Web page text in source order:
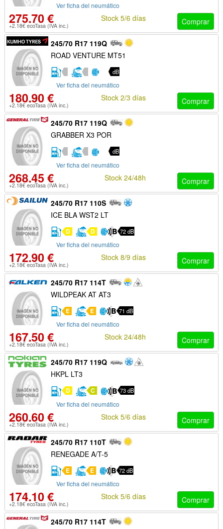
Ver ficha del neumático
275.70 €
+2.18€ ecoTasa (IVA inc.) Comprar
Stock 5/6 días
245/70 R17 119Q
ROAD VENTURE MT51
dB
Ver ficha del neumático
180.90 €
+2.18€ ecoTasa (IVA inc.) Comprar
Stock 2/3 días
245/70 R17 119Q
GRABBER X3 POR
dB
Ver ficha del neumático
268.45 €
+2.18€ ecoTasa (IVA inc.) Comprar
Stock 24/48h
245/70 R17 110S
ICE BLA WST2 LT
D D 72 dB
Ver ficha del neumático
172.90 €
+2.18€ ecoTasa (IVA inc.) Comprar
Stock 8/9 días
245/70 R17 114T
WILDPEAK AT AT3
E E 71 dB
Ver ficha del neumático
167.50 €
+2.18€ ecoTasa (IVA inc.) Comprar
Stock 24/48h
245/70 R17 119Q
HKPL LT3
D C 73 dB
Ver ficha del neumático
260.60 €
+2.18€ ecoTasa (IVA inc.) Comprar
Stock 5/6 días
245/70 R17 110T
RENEGADE A/T-5
E E 72 dB
Ver ficha del neumático
174.10 €
+2.18€ ecoTasa (IVA inc.) Comprar
Stock 5/6 días
245/70 R17 114T